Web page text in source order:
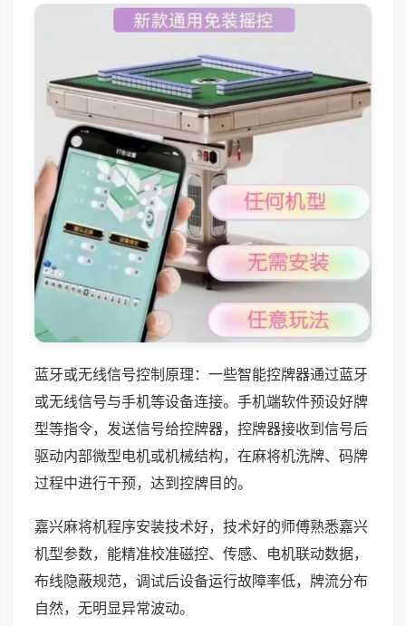
蓝牙或无线信号控制原理：一些智能控牌器通过蓝牙
或无线信号与手机等设备连接。手机端软件预设好牌
型等指令，发送信号给控牌器，控牌器接收到信号后
驱动内部微型电机或机械结构，在麻将机洗牌、码牌
过程中进行干预，达到控牌目的。
嘉兴麻将机程序安装技术好，技术好的师傅熟悉嘉兴
机型参数，能精准校准磁控、传感、电机联动数据，
布线隐蔽规范，调试后设备运行故障率低，牌流分布
自然，无明显异常波动。